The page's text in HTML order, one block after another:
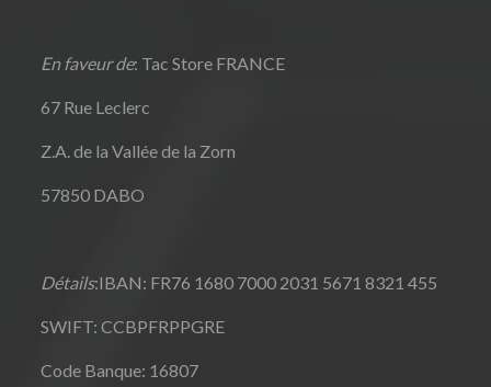
En faveur de: Tac Store FRANCE
67 Rue Leclerc
Z.A. de la Vallée de la Zorn
57850 DABO
Détails:IBAN: FR76 1680 7000 2031 5671 8321 455
SWIFT: CCBPFRPPGRE
Code Banque: 16807